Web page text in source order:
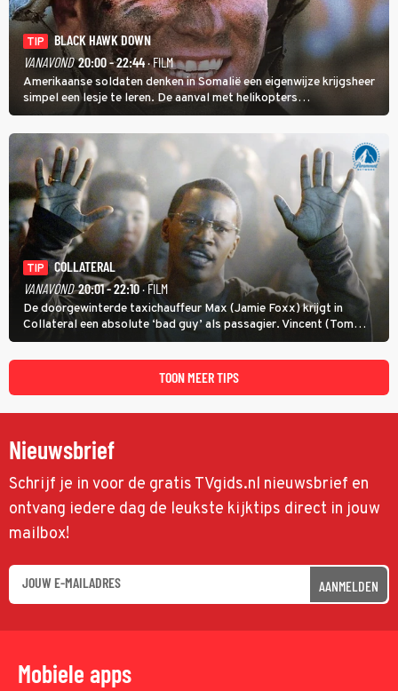
TIP
BLACK HAWK DOWN
VANAVOND 20:00 - 22:44· FILM
Amerikaanse soldaten denken in Somalië een eigenwijze krijgsheer
simpel een lesje te leren. De aanval met helikopters
verloopt in Black Hawk down dramatisch.
TIP
COLLATERAL
VANAVOND 20:01 - 22:10· FILM
De doorgewinterde taxichauffeur Max (Jamie Foxx) krijgt in
Collateral een absolute ‘bad guy’ als passagier. Vincent (Tom
Cruise) heeft hem nodig om hem de stad door te loodsen om een
wel heel lugubere reden.
TOON MEER TIPS
Nieuwsbrief
Schrijf je in voor de gratis TVgids.nl nieuwsbrief en
ontvang iedere dag de leukste kijktips direct in jouw
mailbox!
AANMELDEN
Mobiele apps